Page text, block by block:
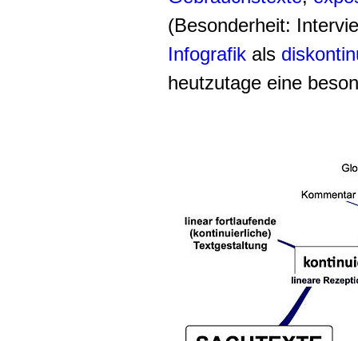
(Besonderheit:
Infografik als
heutzutage eine